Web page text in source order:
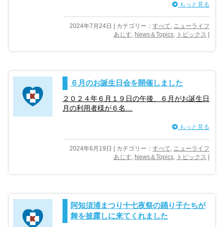
もっと見る
2024年7月24日 | カテゴリー： すべて, ニューライフ
あじす, News＆Topics, トピックス
６月のお誕生日会を開催しました
２０２４年６月１９日の午後、６月がお誕生日
月の利用者様が６名…
もっと見る
2024年6月19日 | カテゴリー： すべて, ニューライフ
あじす, News＆Topics, トピックス
阿知須浦まつり十七夜祭の踊り子たちが
舞を披露しに来てくれました